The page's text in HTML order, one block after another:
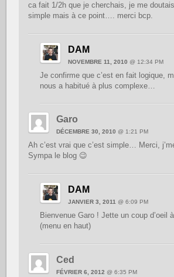
ca fait 1/2h que je cherchais, je me
simple mais à ce point…. merci bcp.
DAM
NOVEMBRE 11, 2010 @ 12:34 PM
Je confirme que c’est en fait logique,
nous a habitué à plus complexe…
Garo
DÉCEMBRE 30, 2010 @ 1:21 PM
Ah c’est vrai que c’est simple… Merci,
Sympa le blog 😉
DAM
JANVIER 3, 2011 @ 6:09 PM
Bienvenue Garo ! Jette un coup d’oeil
(menu en haut)
Ced
FÉVRIER 6, 2012 @ 6:35 PM